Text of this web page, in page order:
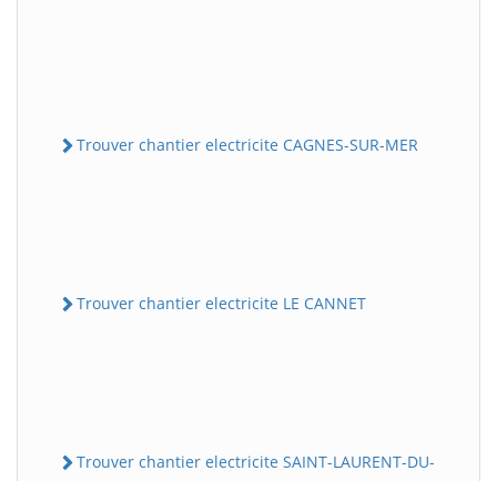
Trouver chantier electricite CAGNES-SUR-MER
Trouver chantier electricite LE CANNET
Trouver chantier electricite SAINT-LAURENT-DU-